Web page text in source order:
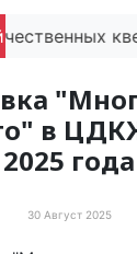
в
года
30 Август 2025